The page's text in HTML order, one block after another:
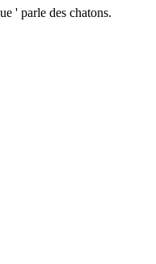
' parle des chatons.